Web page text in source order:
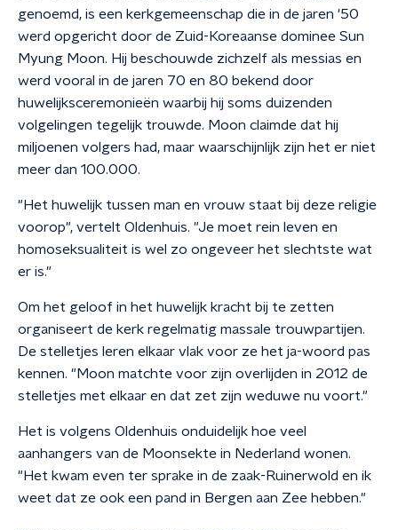
genoemd, is een kerkgemeenschap die in de jaren '50
werd opgericht door de Zuid-Koreaanse dominee Sun
Myung Moon. Hij beschouwde zichzelf als messias en
werd vooral in de jaren 70 en 80 bekend door
huwelijksceremonieën waarbij hij soms duizenden
volgelingen tegelijk trouwde. Moon claimde dat hij
miljoenen volgers had, maar waarschijnlijk zijn het er niet
meer dan 100.000.
"Het huwelijk tussen man en vrouw staat bij deze religie
voorop", vertelt Oldenhuis. "Je moet rein leven en
homoseksualiteit is wel zo ongeveer het slechtste wat
er is."
Om het geloof in het huwelijk kracht bij te zetten
organiseert de kerk regelmatig massale trouwpartijen.
De stelletjes leren elkaar vlak voor ze het ja-woord pas
kennen. "Moon matchte voor zijn overlijden in 2012 de
stelletjes met elkaar en dat zet zijn weduwe nu voort."
Het is volgens Oldenhuis onduidelijk hoe veel
aanhangers van de Moonsekte in Nederland wonen.
"Het kwam even ter sprake in de zaak-Ruinerwold en ik
weet dat ze ook een pand in Bergen aan Zee hebben."